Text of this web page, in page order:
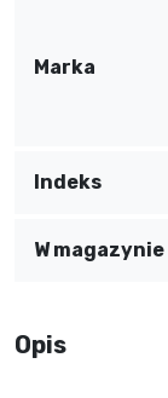
Marka
Indeks
W magazynie
Opis